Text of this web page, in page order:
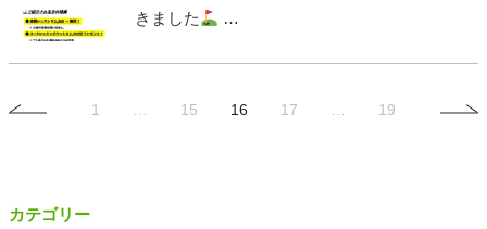
きました
…
1 15 16 17 19
カテゴリー